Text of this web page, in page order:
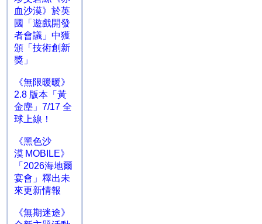
血沙漠》於英
國「遊戲開發
者會議」中獲
頒「技術創新
獎」
《無限暖暖》
2.8 版本「黃
金塵」7/17 全
球上線！
《黑色沙
漠 MOBILE》
「2026海地爾
宴會」釋出未
來更新情報
《無期迷途》